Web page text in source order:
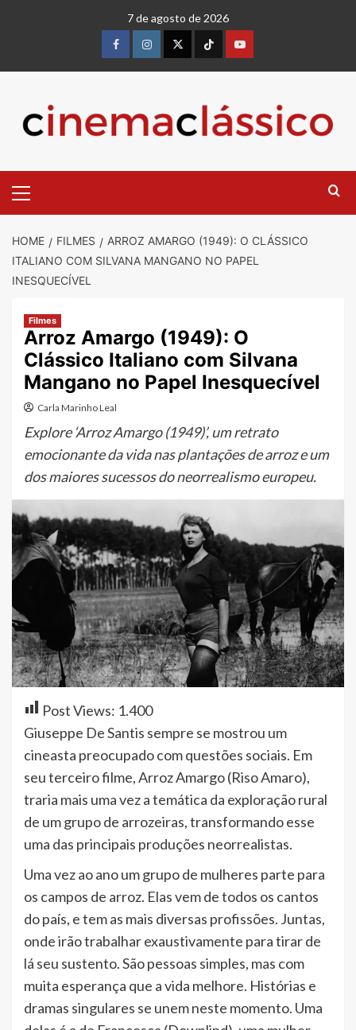
7 de agosto de 2026
FacebookinstagramtwitterTiktokyoutube
Menu
HOME FILMES
ARROZ AMARGO (1949): O CLÁSSICO
ITALIANO COM SILVANA MANGANO NO PAPEL
INESQUECÍVEL
Filmes
Arroz Amargo (1949): O
Clássico Italiano com Silvana
Mangano no Papel Inesquecível
Carla Marinho Leal
Explore ‘Arroz Amargo (1949)’, um retrato
emocionante da vida nas plantações de arroz e um
dos maiores sucessos do neorrealismo europeu.
Post Views: 1.400
Giuseppe De Santis sempre se mostrou um
cineasta preocupado com questões sociais. Em
seu terceiro filme, Arroz Amargo (Riso Amaro),
traria mais uma vez a temática da exploração rural
de um grupo de arrozeiras, transformando esse
uma das principais produções neorrealistas.
Uma vez ao ano um grupo de mulheres parte para
os campos de arroz. Elas vem de todos os cantos
do país, e tem as mais diversas profissões. Juntas,
onde irão trabalhar exaustivamente para tirar de
lá seu sustento. São pessoas simples, mas com
muita esperança que a vida melhore. Histórias e
dramas singulares se unem neste momento. Uma